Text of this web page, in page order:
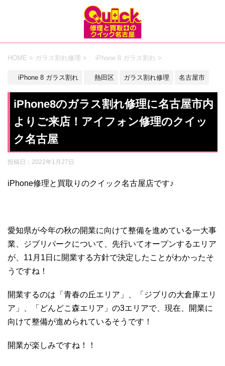
HOME > ガラス割れ修理 > iPhone 8 ガラス割れ >
iPhone 8 ガラス割れ 熱田区 ガラス割れ修理 名古屋市
iPhone8のガラス割れ修理に名古屋市内
よりご来店！アイフォン修理のクイッ
ク名古屋
投稿日： 2022年1月27日
iPhone修理と買取りのクイック名古屋店です♪
愛知県が今年の秋の開業に向けて整備を進めている一大事
業、ジブリパークについて、先行いてオープンするエリア
が、11月1日に開業する方針で決定したことがわかったそ
うですね！
開業するのは「青春の丘エリア」、「ジブリの大倉庫エリ
ア」、「どんどこ森エリア」の3エリアで、現在、開業に
向けて整備が進められているそうです！
開業が楽しみですね！！